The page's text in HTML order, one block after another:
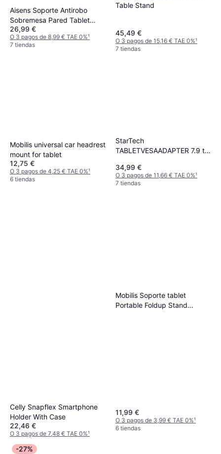
Aisens Soporte Antirobo
Sobremesa Pared Tablet
Negro Ms1p03-113
26,99 €
O 3 pagos de 8,99 € TAE 0%¹
7 tiendas
Table Stand
45,49 €
O 3 pagos de 15,16 € TAE 0%¹
7 tiendas
Mobilis universal car headrest
mount for tablet
12,75 €
O 3 pagos de 4,25 € TAE 0%¹
6 tiendas
StarTech
TABLETVESAADAPTER 7.9 to
34,99 €
O 3 pagos de 11,66 € TAE 0%¹
7 tiendas
Celly Snapflex Smartphone
Holder With Case
22,46 €
O 3 pagos de 7,48 € TAE 0%¹
Mobilis Soporte tablet
Portable Foldup Stand
11,99 €
O 3 pagos de 3,99 € TAE 0%¹
6 tiendas
-27%